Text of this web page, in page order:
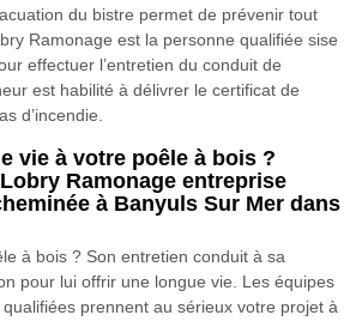
du bistre permet de prévenir tout
Ramonage est la personne qualifiée sise
effectuer l’entretien du conduit de
est habilité à délivrer le certificat de
d’incendie.
vie à votre poêle à bois ?
Ramonage entreprise
à Banyuls Sur Mer dans
à bois ? Son entretien conduit à sa
pour lui offrir une longue vie. Les équipes
prennent au sérieux votre projet à